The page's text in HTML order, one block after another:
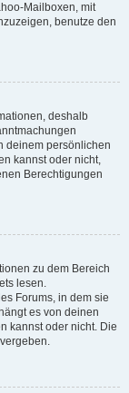
Mailboxen, mit
benutze den
deshalb
deinem persönlichen
kannst oder nicht,
Berechtigungen
zu dem Bereich
lesen.
Forums, in dem sie
es von deinen
kannst oder nicht. Die